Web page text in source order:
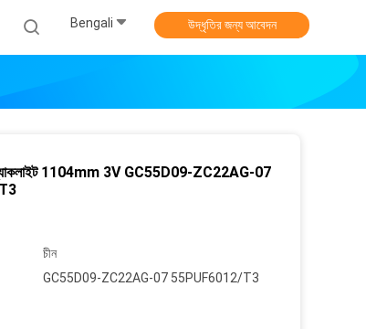
Bengali উদ্ধৃতির জন্য আবেদন
1104mm 3V GC55D09-ZC22AG-07
চীন
GC55D09-ZC22AG-07 55PUF6012/T3